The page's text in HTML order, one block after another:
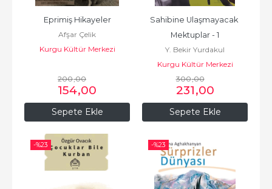
Sepete Ekle
Eprimiş Hikayeler
Afşar Çelik
Kurgu Kültür Merkezi
200,00
154,00
Sepete Ekle
Sahibine Ulaşmayacak
Mektuplar - 1
Y. Bekir Yurdakul
Kurgu Kültür Merkezi
300,00
231,00
-%23 -%23